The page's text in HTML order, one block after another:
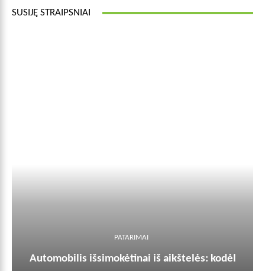
SUSIJĘ STRAIPSNIAI
PATARIMAI
Automobilis išsimokėtinai iš aikštelės: kodėl